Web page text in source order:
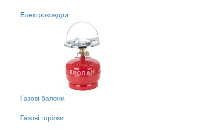
Електроковдри
Газові балони
Газові горілки